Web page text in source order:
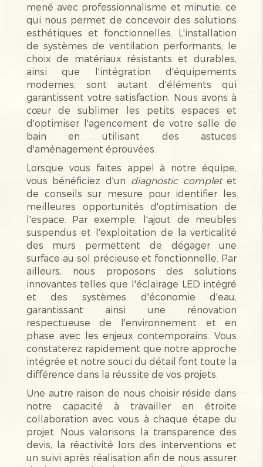
mené avec professionnalisme et minutie, ce
qui nous permet de concevoir des solutions
esthétiques et fonctionnelles. L'installation
de systèmes de ventilation performants, le
choix de matériaux résistants et durables,
ainsi que l'intégration d'équipements
modernes, sont autant d'éléments qui
garantissent votre satisfaction. Nous avons à
cœur de sublimer les petits espaces et
d'optimiser l'agencement de votre salle de
bain en utilisant des astuces
d'aménagement éprouvées.
Lorsque vous faites appel à notre équipe,
vous bénéficiez d'un diagnostic completet
de conseils sur mesure pour identifier les
meilleures opportunités d'optimisation de
l'espace. Par exemple, l'ajout de meubles
suspendus et l'exploitation de la verticalité
des murs permettent de dégager une
surface au sol précieuse et fonctionnelle. Par
ailleurs, nous proposons des solutions
innovantes telles que l'éclairage LED intégré
et des systèmes d'économie d'eau,
garantissant ainsi une rénovation
respectueuse de l'environnement et en
phase avec les enjeux contemporains. Vous
constaterez rapidement que notre approche
intégrée et notre souci du détail font toute la
différence dans la réussite de vos projets.
Une autre raison de nous choisir réside dans
notre capacité à travailler en étroite
collaboration avec vous à chaque étape du
projet. Nous valorisons la transparence des
devis, la réactivité lors des interventions et
un suivi après réalisation afin de nous assurer